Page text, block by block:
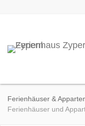
Ferienhäuser &
Ferienhäuser und